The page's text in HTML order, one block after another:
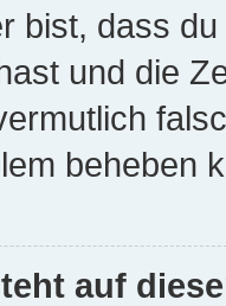
bist, dass
und die
beheben
auf